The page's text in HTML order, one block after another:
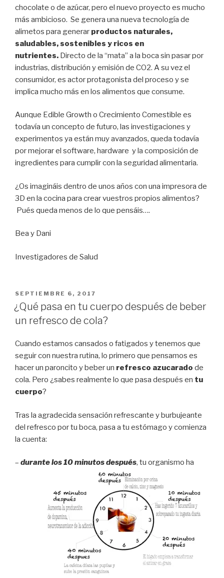
chocolate o de azúcar, pero el nuevo proyecto es mucho
más ambicioso. Se genera una nueva tecnología de
alimetos para generar productos naturales,
saludables, sostenibles y ricos en
nutrientes. Directo de la “mata” a la boca sin pasar por
industrias, distribución y emisión de CO2. A su vez el
consumidor, es actor protagonista del proceso y se
implica mucho más en los alimentos que consume.
Aunque Edible Growth o Crecimiento Comestible es
todavía un concepto de futuro, las investigaciones y
experimentos ya están muy avanzados, queda todavía
por mejorar el software, hardware y la composición de
ingredientes para cumplir con la seguridad alimentaria.
¿Os imagináis dentro de unos años con una impresora de
3D en la cocina para crear vuestros propios alimentos?
Pués queda menos de lo que pensáis….
Bea y Dani
Investigadores de Salud
PUBLICADO
EL
SEPTIEMBRE 6, 2017
¿Qué pasa en tu cuerpo después de beber
un refresco de cola?
Cuando estamos cansados o fatigados y tenemos que
seguir con nuestra rutina, lo primero que pensamos es
hacer un paroncito y beber un refresco azucarado de
cola. Pero ¿sabes realmente lo que pasa después en tu
cuerpo?
Tras la agradecida sensación refrescante y burbujeante
del refresco por tu boca, pasa a tu estómago y comienza
la cuenta:
– durante los 10 minutos después, tu organismo ha